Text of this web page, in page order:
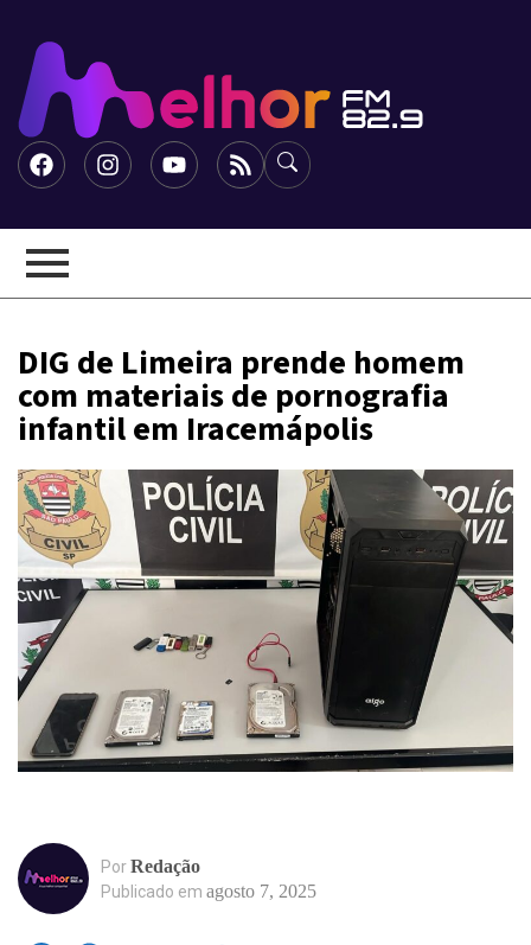
DIG de Limeira prende homem
com materiais de pornografia
infantil em Iracemápolis
PorRedação
Publicado em agosto 7, 2025